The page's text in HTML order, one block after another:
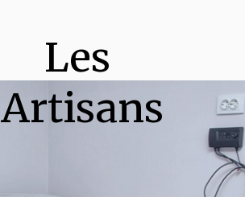
Les
Artisans